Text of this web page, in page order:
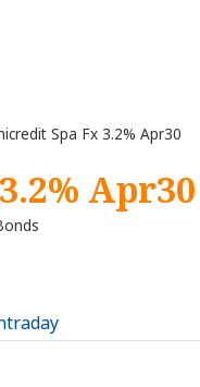
Spa Fx 3.2% Apr30
Apr30